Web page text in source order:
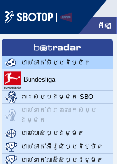
កីឡា
08/06/2026 02:27 PMGMT
បាល់ទាត់សិប្បនិម្មិត
Bundesliga
ពានសិប្បនិម្មិត SBO
បាល់ទាត់ពិភពលោកសិប្ប
និម្មិត
បាល់បោះសិប្បនិម្មិត
បាល់ទាត់អឺរ៉ូសិប្បនិម្មិត
បាល់ទាត់អាស៊ីសិប្បនិម្មិត